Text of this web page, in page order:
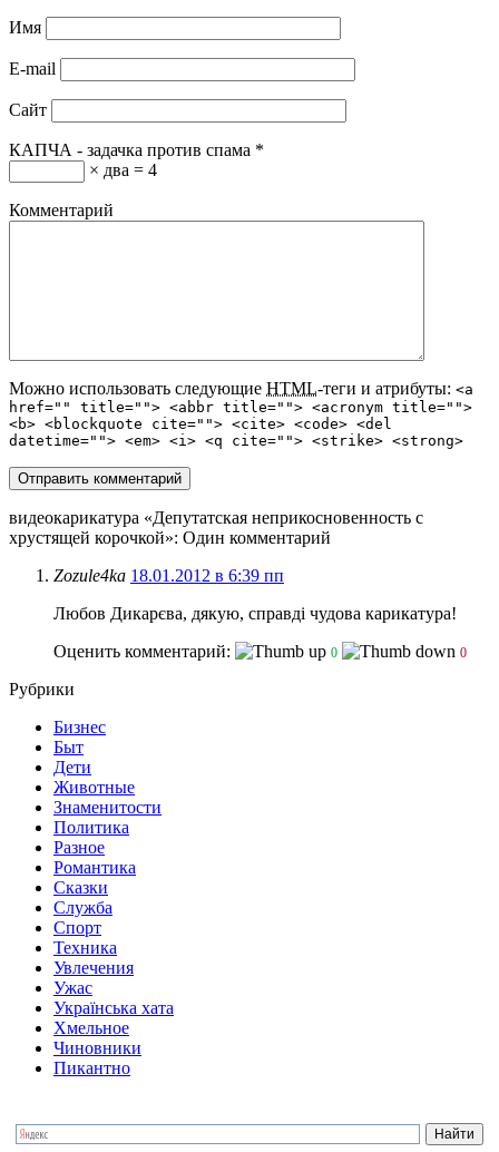
Имя
E-mail
Сайт
КАПЧА - задачка против спама *
× два = 4
Комментарий
Можно использовать следующие HTML-теги и атрибуты: <a
href="" title=""> <abbr title=""> <acronym title="">
<b> <blockquote cite=""> <cite> <code> <del
datetime=""> <em> <i> <q cite=""> <strike> <strong>
видеокарикатура «Депутатская неприкосновенность с
хрустящей корочкой»: Один комментарий
Zozule4ka 18.01.2012 в 6:39 пп
Любов Дикарєва, дякую, справді чудова карикатура!
Оценить комментарий:
0 0
Рубрики
Бизнес
Быт
Дети
Животные
Знаменитости
Политика
Разное
Романтика
Сказки
Служба
Спорт
Техника
Увлечения
Ужас
Українська хата
Хмельное
Чиновники
Пикантно